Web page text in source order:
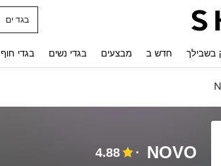
בגד ים
בשבילך חדש ב מבצעים בגדי נשים בגדי חוף
NOVO
4.88